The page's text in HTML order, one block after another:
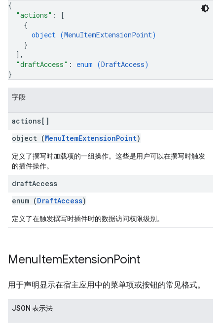
{
"actions" :
[
{
object (MenuItemExtensionPoint)
}
] ,
"draftAccess" : enum (DraftAccess)
}
字段
actions[]
object (MenuItemExtensionPoint)
定义了撰写时加载项的一组操作。这些是用户可以在撰写时触发
的插件操作。
draftAccess
enum (DraftAccess)
定义了在触发撰写时插件时的数据访问权限级别。
MenuItemExtensionPoint
用于声明显示在宿主应用中的菜单项或按钮的常见格式。
JSON 表示法